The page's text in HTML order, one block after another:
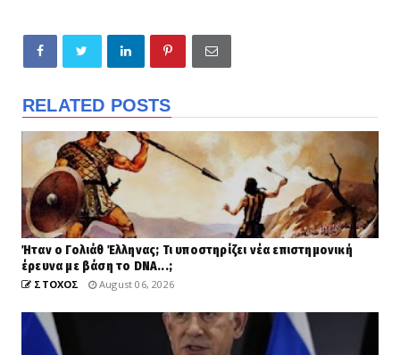
RELATED POSTS
Ήταν ο Γολιάθ Έλληνας; Τι υποστηρίζει νέα επιστημονική
έρευνα με βάση το DNA...;
ΣΤΟΧΟΣ August 06, 2026